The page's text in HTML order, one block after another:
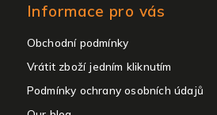
Informace pro vás
Obchodní podmínky
Vrátit zboží jedním kliknutím
Podmínky ochrany osobních údajů